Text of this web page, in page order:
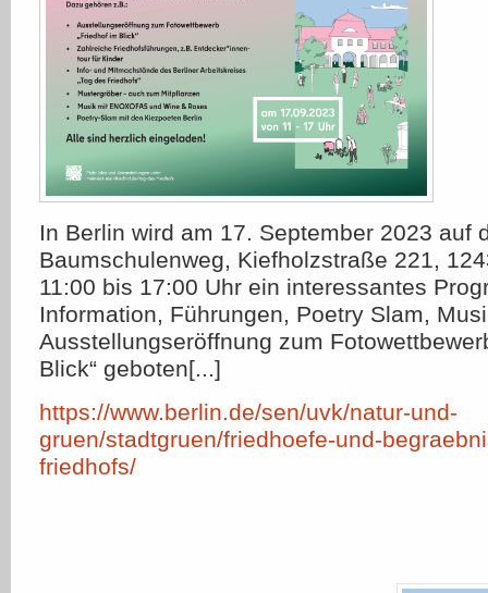
In Berlin wird am 17. September 2023 auf
Baumschulenweg, Kiefholzstraße 221,
11:00 bis 17:00 Uhr ein interessantes
Information, Führungen, Poetry Slam,
Ausstellungseröffnung zum
Blick“ geboten[...]
https://www.berlin.de/sen/uvk/natur-und-
gruen/stadtgruen/friedhoefe-und-
friedhofs/